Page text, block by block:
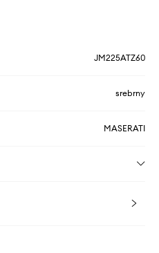
JM225ATZ60
srebrny
MASERATI